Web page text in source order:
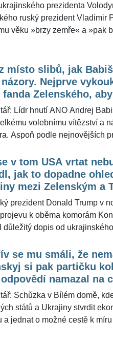
za velmi symbolické s
pokud se podaří
Doposud se však spekuluje
konzultantů hlavy státu, šlo
oba politici ještě zkusili«.
prezidenta
ruský prezident Vladimir
věku »brzy zemře« a »pak
v témže rozhovoru vyzval
ke společnému tlaku na
americko-evropské
expert a komentátor
místo slibů, jak
Nejprve
Zelenského,
Lídr hnutí ANO Andrej
volebnímu vítězství a
Aspoň podle nejnovějších
nejsilnější české politické
je postoj k Ukrajině a
Zelenskému, kdy Andrej
si toho i lidé na
i redakce portálu
v tom USA vrtat
jak to dopadne
mezi Zelenským a
prezident Donald Trump v
k oběma komorám
důležitý dopis od
stolu a podepsat dohodu
média s odvoláním na
že Trump
vyjádření, nikoliv dopis.
podle Trumpa přicházejí i z
v této souvislosti prohlásil,
na ukončení brutálního
se mu smáli, že
si pak partičku
namazal na
Schůzka v Bílém domě,
států a Ukrajiny stvrdit
a jednat o možné cestě k